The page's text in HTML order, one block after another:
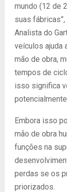
mundo (12 de
suas
Analista do
veículos ajuda
mão de obra,
tempos de
isso significa
Embora isso
mão de obra
funções na
perdas se os
priorizados.